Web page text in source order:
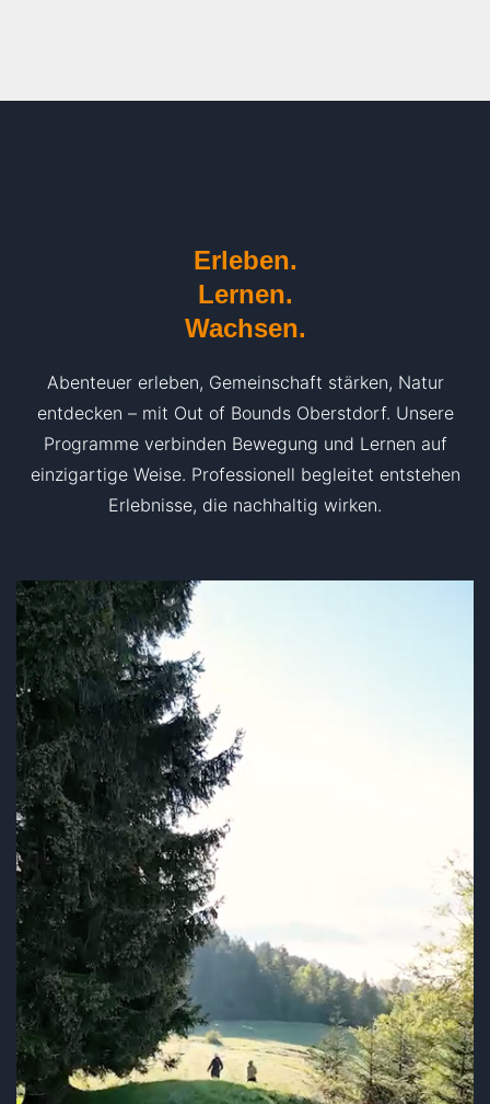
Erleben.
Lernen.
Wachsen.
Abenteuer erleben, Gemeinschaft stärken, Natur
entdecken – mit Out of Bounds Oberstdorf. Unsere
Programme verbinden Bewegung und Lernen auf
einzigartige Weise. Professionell begleitet entstehen
Erlebnisse, die nachhaltig wirken.